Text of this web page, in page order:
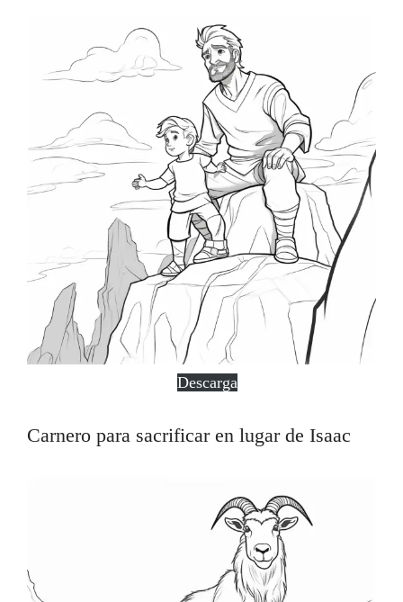
Descarga
Carnero para sacrificar en lugar de Isaac